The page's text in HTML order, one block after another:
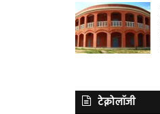
टेक्नोलॉजी